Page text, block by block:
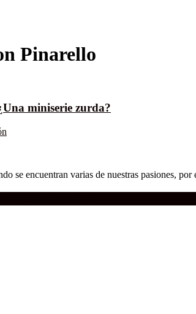
Pinarello
miniserie zurda?
se encuentran varias de nuestras pasiones,